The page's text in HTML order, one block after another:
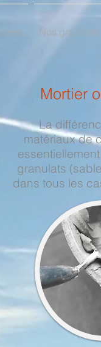
Nos granulats
Mortier
La
matériaux de
granulats
dans tous les